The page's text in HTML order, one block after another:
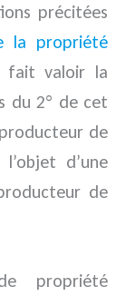
précitées
la propriété
fait valoir la
du 2° de cet
de
d’une
de
propriété